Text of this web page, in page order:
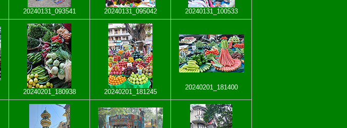
20240131_093541 20240131_095042 20240131_100533
20240201_180938 20240201_181245
20240201_181400